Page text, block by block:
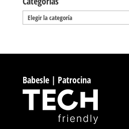
Categorías
Babesle | Patrocina